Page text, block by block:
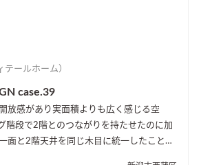
テールホーム）
case.39
放感があり実面積よりも広く感じる空
面と2階天井を同じ木目に統一したことに